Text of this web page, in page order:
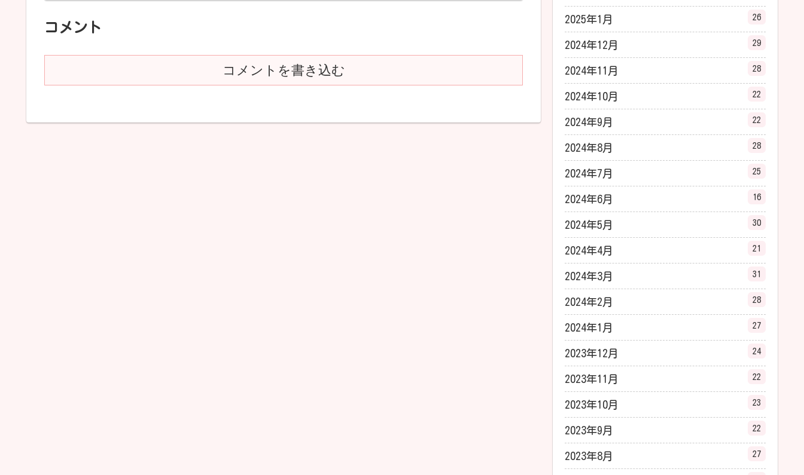
コメント
コメントを書き込む
2025年1月 26
2024年12月 29
2024年11月 28
2024年10月 22
2024年9月 22
2024年8月 28
2024年7月 25
2024年6月 16
2024年5月 30
2024年4月 21
2024年3月 31
2024年2月 28
2024年1月 27
2023年12月 24
2023年11月 22
2023年10月 23
2023年9月 22
2023年8月 27